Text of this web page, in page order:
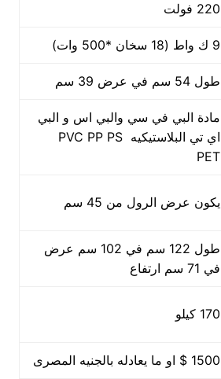
220 فولت
9 ك واط (18 سخان *500 وات)
طول 54 سم في عرض 39 سم
مادة البي في سي والبي اس و البي
اي تي البلاستيكيه PVC PP PS
PET
يكون عرض الرول من 45 سم
طول 122 سم في 102 سم عرض
في 71 سم ارتفاع
170 كيلو
1500 $ او ما يعادله بالجنيه المصرى